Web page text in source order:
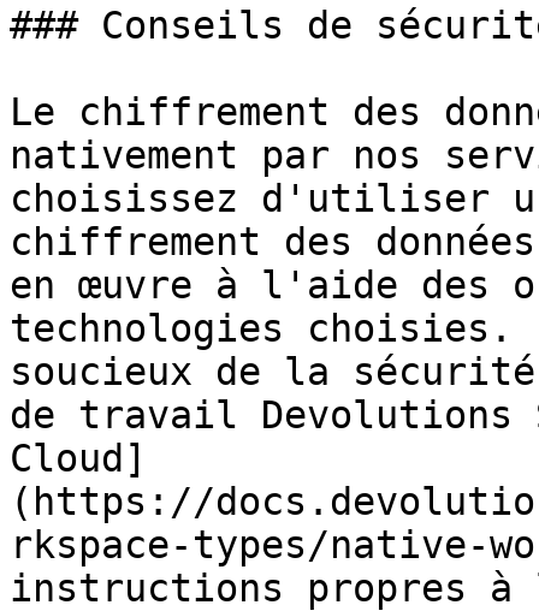
### Conseils de
Le chiffrement des
nativement par nos
choisissez d'utiliser
chiffrement des
en œuvre à l'aide des
technologies
soucieux de la
de travail Devolutions
Cloud]
(https://
rkspace-types/native-
instructions propres